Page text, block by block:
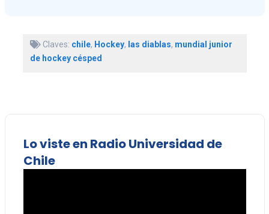
Claves: chile, Hockey, las diablas, mundial junior
de hockey césped
Lo viste en Radio Universidad de
Chile